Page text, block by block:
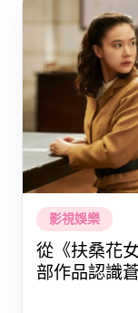
影視娛樂
從《扶桑花
部作品認識